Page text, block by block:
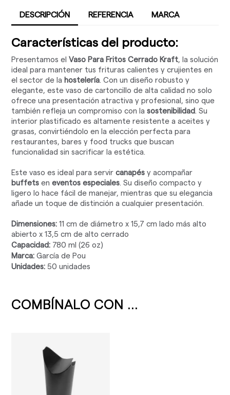
DESCRIPCIÓN REFERENCIA MARCA
Características del producto:
Presentamos elVaso Para Fritos Cerrado Kraft, la solución
ideal para mantener tus frituras calientes y crujientes en
el sector de la hostelería. Con un diseño robusto y
elegante, este vaso de cartoncillo de alta calidad no solo
ofrece una presentación atractiva y profesional, sino que
también refleja un compromiso con lasostenibilidad. Su
interior plastificado es altamente resistente a aceites y
grasas, convirtiéndolo en la elección perfecta para
restaurantes, bares y food trucks que buscan
funcionalidad sin sacrificar la estética.
Este vaso es ideal para servircanapés y acompañar
buffets eneventos especiales. Su diseño compacto y
ligero lo hace fácil de manejar, mientras que su elegancia
añade un toque de distinción a cualquier presentación.
Dimensiones: 11 cm de diámetro x 15,7 cm lado más alto
abierto x 13,5 cm de alto cerrado
Capacidad: 780 ml (26 oz)
Marca: García de Pou
Unidades: 50 unidades
COMBÍNALO CON ...